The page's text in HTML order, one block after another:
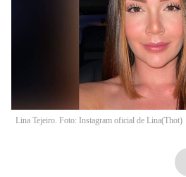
Lina Tejeiro. Foto: Instagram oficial de Lina(Thot)